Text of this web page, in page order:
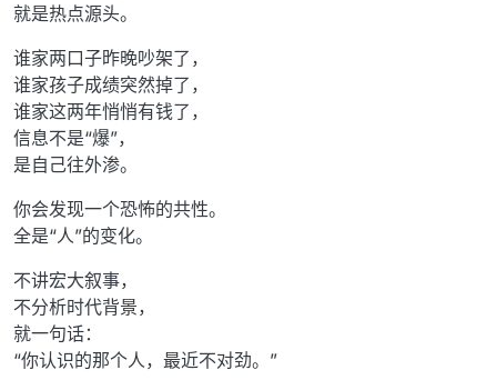
就是热点源头。
谁家两口子昨晚吵架了，
谁家孩子成绩突然掉了，
谁家这两年悄悄有钱了，
信息不是“爆”，
是自己往外渗。
你会发现一个恐怖的共性。
全是“人”的变化。
不讲宏大叙事，
不分析时代背景，
就一句话：
“你认识的那个人，最近不对劲。”